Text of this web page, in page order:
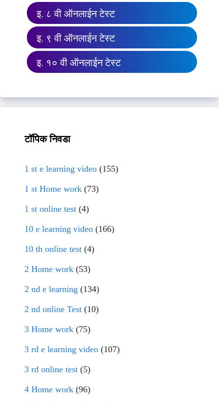
इ. ८ वी ऑनलाईन टेस्ट
इ. ९ वी ऑनलाईन टेस्ट
इ. १० वी ऑनलाईन टेस्ट
टॉपिक निवडा
1 st e learning video (155)
1 st Home work (73)
1 st online test (4)
10 e learning video (166)
10 th online test (4)
2 Home work (53)
2 nd e learning (134)
2 nd online Test (10)
3 Home work (75)
3 rd e learning video (107)
3 rd online test (5)
4 Home work (96)